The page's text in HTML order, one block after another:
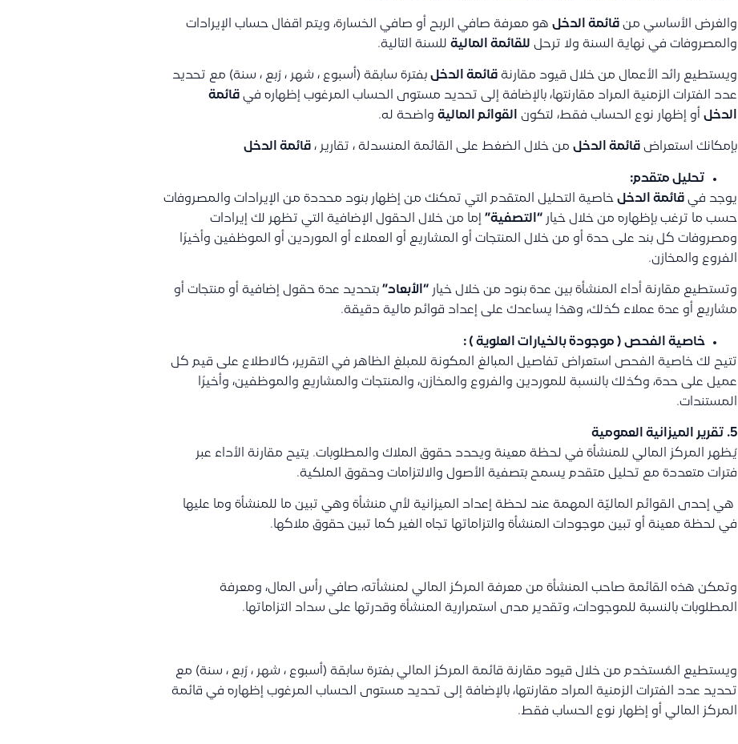
والغرض الأساسي من قائمة الدخلهو معرفة صافي الربح أو صافي الخسارة، ويتم اقفال حساب الإيرادات
والمصروفات في نهاية السنة ولا ترحل للقائمة الماليةللسنة التالية.
ويستطيع رائد الأعمال من خلال قيود مقارنة قائمة الدخلبفترة سابقة (أسبوع ، شهر ، رُبع ، سنة) مع تحديد
عدد الفترات الزمنية المراد مقارنتها، بالإضافة إلى تحديد مستوى الحساب المرغوب إظهاره في قائمة
الدخلأو إظهار نوع الحساب فقط، لتكون القوائم الماليةواضحة له.
بإمكانك استعراضقائمة الدخلمن خلال الضغط على القائمة المنسدلة ، تقارير ، قائمة الدخل
تحليل متقدم:
يوجد في قائمة الدخلخاصية التحليل المتقدم التي تمكنك من إظهار بنود محددة من الإيرادات والمصروفات
حسب ما ترغب بإظهاره من خلال خيار “التصفية”إما من خلال الحقول الإضافية التي تظهر لك إيرادات
ومصروفات كل بند على حدة أو من خلال المنتجات أو المشاريع أو العملاء أو الموردين أو الموظفين وأخيرًا
الفروع والمخازن.
وتستطيع مقارنة أداء المنشأة بين عدة بنود من خلال خيار “الأبعاد”بتحديد عدة حقول إضافية أو منتجات أو
مشاريع أو عدة عملاء كذلك، وهذا يساعدك على إعداد قوائم مالية دقيقة.
خاصية الفحص ( موجودة بالخيارات العلوية ) :
تتيح لك خاصية الفحص استعراض تفاصيل المبالغ المكونة للمبلغ الظاهر في التقرير، كالاطلاع على قيم كل
عميل على حدة، وكذلك بالنسبة للموردين والفروع والمخازن، والمنتجات والمشاريع والموظفين، وأخيرًا
المستندات.
5. تقرير الميزانية العمومية
يُظهر المركز المالي للمنشأة في لحظة معينة ويحدد حقوق الملاك والمطلوبات. يتيح مقارنة الأداء عبر
فترات متعددة مع تحليل متقدم يسمح بتصفية الأصول والالتزامات وحقوق الملكية.
هي إحدى القوائم الماليّة المهمة عند لحظة إعداد الميزانية لأي منشأة وهي تبين ما للمنشأة وما عليها
في لحظة معينة أو تبين موجودات المنشأة والتزاماتها تجاه الغير كما تبين حقوق ملاكها.
وتمكن هذه القائمة صاحب المنشأة من معرفة المركز المالي لمنشأته، صافي رأس المال، ومعرفة
المطلوبات بالنسبة للموجودات، وتقدير مدى استمرارية المنشأة وقدرتها على سداد التزاماتها.
ويستطيع المُستخدم من خلال قيود مقارنة قائمة المركز المالي بفترة سابقة (أسبوع ، شهر ، رُبع ، سنة) مع
تحديد عدد الفترات الزمنية المراد مقارنتها، بالإضافة إلى تحديد مستوى الحساب المرغوب إظهاره في قائمة
المركز المالي أو إظهار نوع الحساب فقط.